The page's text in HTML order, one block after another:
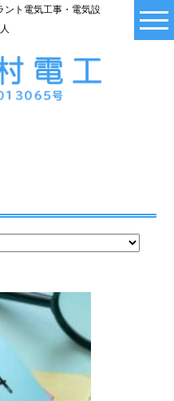
ト電気工事・電気設